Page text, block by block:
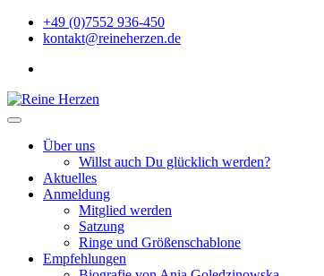
Inhalten
+49 (0)7552 936-450
kontakt@reineherzen.de
Reine Herzen
Über uns
Willst auch Du glücklich werden?
Aktuelles
Anmeldung
Mitglied werden
Satzung
Ringe und Größenschablone
Empfehlungen